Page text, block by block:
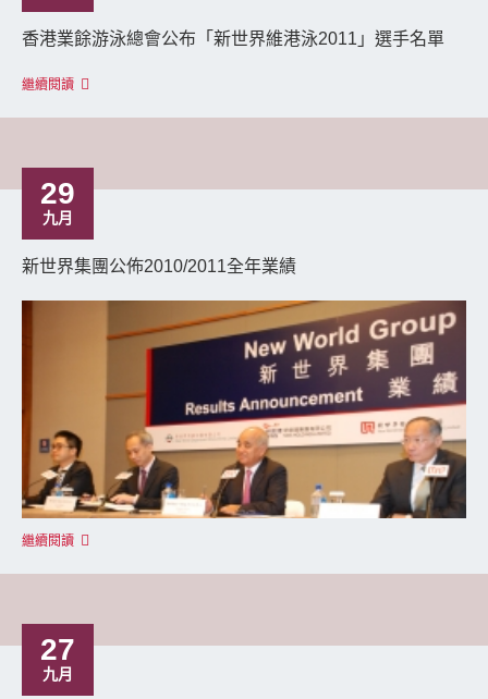
香港業餘游泳總會公布「新世界維港泳2011」選手名單
繼續閱讀
29
九月
新世界集團公佈2010/2011全年業績
繼續閱讀
27
九月